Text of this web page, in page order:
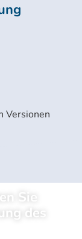
Versionen
Sie
des